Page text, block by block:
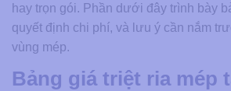
hay trọn gói. Phần dưới đây trình bày
quyết định chi phí, và lưu ý cần nắm
vùng mép.
Bảng giá triệt ria mép